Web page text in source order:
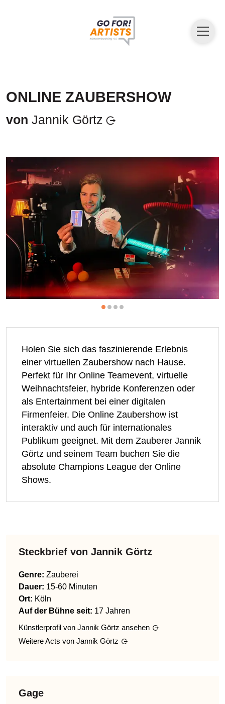
ONLINE ZAUBERSHOW
von Jannik Görtz
Holen Sie sich das faszinierende Erlebnis
einer virtuellen Zaubershow nach Hause.
Perfekt für Ihr Online Teamevent, virtuelle
Weihnachtsfeier, hybride Konferenzen oder
als Entertainment bei einer digitalen
Firmenfeier. Die Online Zaubershow ist
interaktiv und auch für internationales
Publikum geeignet. Mit dem Zauberer Jannik
Görtz und seinem Team buchen Sie die
absolute Champions League der Online
Shows.
Steckbrief von Jannik Görtz
Genre: Zauberei
Dauer: 15-60 Minuten
Ort: Köln
Auf der Bühne seit: 17 Jahren
Künstlerprofil von Jannik Görtz ansehen
Weitere Acts von Jannik Görtz
Gage